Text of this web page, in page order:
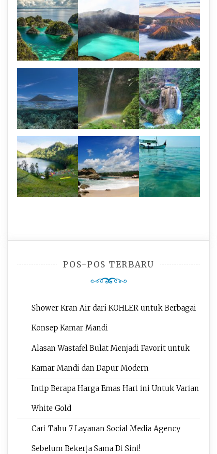
POS-POS TERBARU
Shower Kran Air dari KOHLER untuk Berbagai
Konsep Kamar Mandi
Alasan Wastafel Bulat Menjadi Favorit untuk
Kamar Mandi dan Dapur Modern
Intip Berapa Harga Emas Hari ini Untuk Varian
White Gold
Cari Tahu 7 Layanan Social Media Agency
Sebelum Bekerja Sama Di Sini!